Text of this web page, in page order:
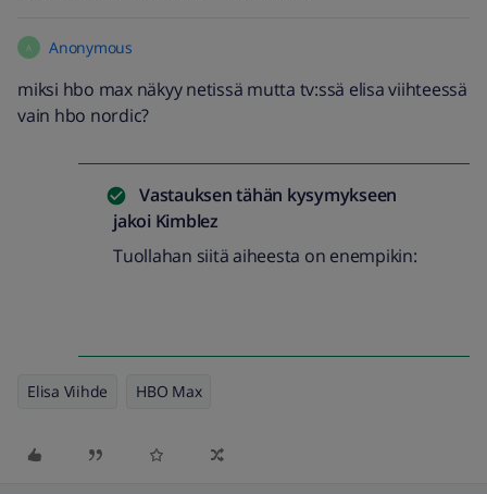
A Anonymous
miksi hbo max näkyy netissä mutta tv:ssä elisa viihteessä
vain hbo nordic?
Vastauksen tähän kysymykseen
jakoi Kimblez
Tuollahan siitä aiheesta on enempikin:
Elisa Viihde HBO Max